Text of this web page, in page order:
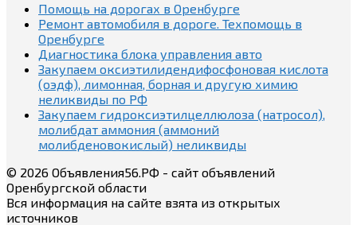
Помощь на дорогах в Оренбурге
Ремонт автомобиля в дороге. Техпомощь в
Оренбурге
Диагностика блока управления авто
Закупаем оксиэтилидендифосфоновая кислота
(оэдф), лимонная, борная и другую химию
неликвиды по РФ
Закупаем гидроксиэтилцеллюлоза (натросол),
молибдат аммония (аммоний
молибденовокислый) неликвиды
© 2026 Объявления56.РФ - сайт объявлений
Оренбургской области
Вся информация на сайте взята из открытых
источников